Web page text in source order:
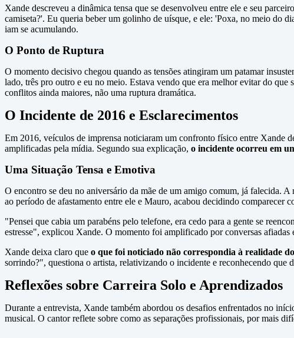
Xande descreveu a dinâmica tensa que se desenvolveu entre ele e seu
camiseta?'. Eu queria beber um golinho de uísque, e ele: 'Poxa, no meio do
iam se acumulando.
O Ponto de Ruptura
O momento decisivo chegou quando as tensões atingiram um patamar
lado, três pro outro e eu no meio. Estava vendo que era melhor evitar do que
conflitos ainda maiores, não uma ruptura dramática.
O Incidente de 2016 e Esclarecimentos
Em 2016, veículos de imprensa noticiaram um confronto físico entre Xande
amplificadas pela mídia. Segundo sua explicação, o incidente ocorreu em
Uma Situação Tensa e Emotiva
O encontro se deu no aniversário da mãe de um amigo comum, já falecida.
ao período de afastamento entre ele e Mauro, acabou decidindo comparecer
"Pensei que cabia um parabéns pelo telefone, era cedo para a gente se
estresse", explicou Xande. O momento foi amplificado por conversas afiadas
Xande deixa claro que o que foi noticiado não correspondia à realidade
sorrindo?", questiona o artista, relativizando o incidente e reconhecendo que
Reflexões sobre Carreira Solo e Aprendizados
Durante a entrevista, Xande também abordou os desafios enfrentados no
musical. O cantor reflete sobre como as separações profissionais, por mais